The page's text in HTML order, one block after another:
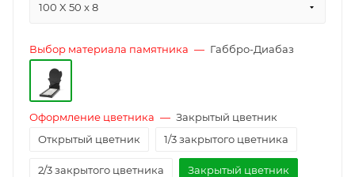
100 X 50 x 8
Выбор материала памятника — Габбро-Диабаз
Оформление цветника — Закрытый цветник
Открытый цветник
1/3 закрытого цветника
2/3 закрытого цветника Закрытый цветник